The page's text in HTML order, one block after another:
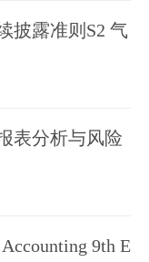
披露准则S2 气
表分析与风险
9th E